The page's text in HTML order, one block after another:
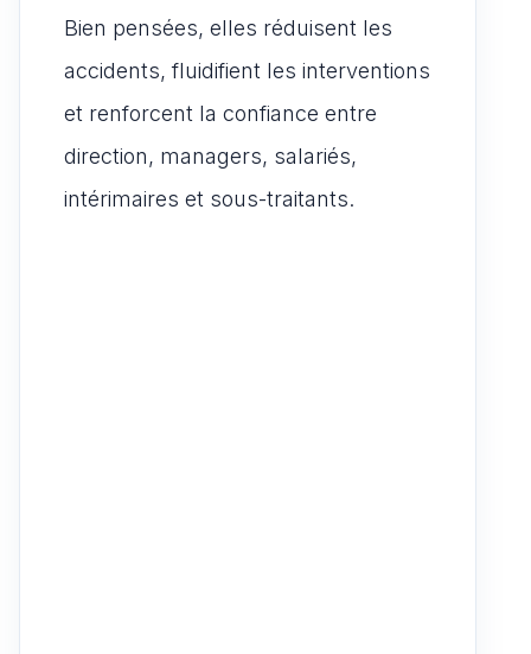
Bien pensées, elles réduisent les
accidents, fluidifient les interventions
et renforcent la confiance entre
direction, managers, salariés,
intérimaires et sous-traitants.